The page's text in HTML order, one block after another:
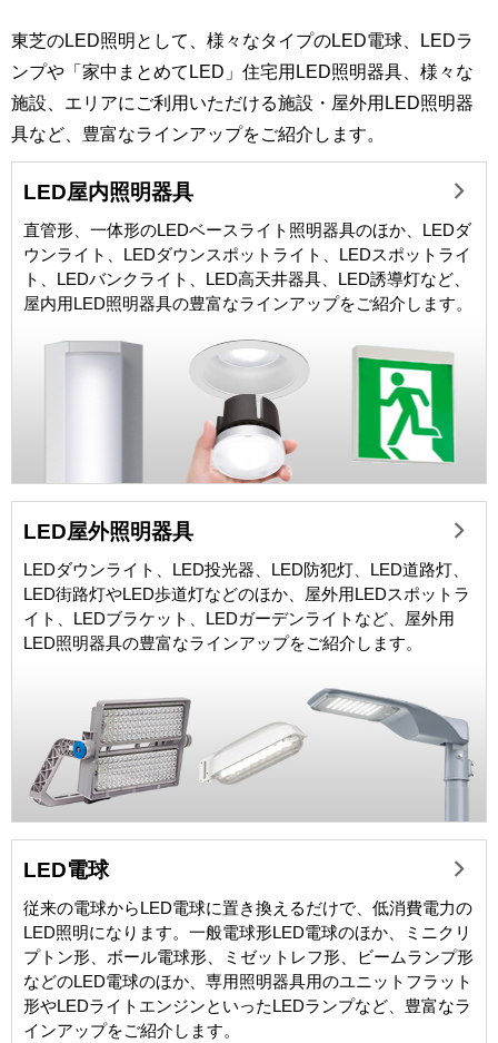
東芝のLED照明として、様々なタイプのLED電球、LEDラ
ンプや「家中まとめてLED」住宅用LED照明器具、様々な
施設、エリアにご利用いただける施設・屋外用LED照明器
具など、豊富なラインアップをご紹介します。
LED屋内照明器具
直管形、一体形のLEDベースライト照明器具のほか、LEDダ
ウンライト、LEDダウンスポットライト、LEDスポットライ
ト、LEDバンクライト、LED高天井器具、LED誘導灯など、
屋内用LED照明器具の豊富なラインアップをご紹介します。
LED屋外照明器具
LEDダウンライト、LED投光器、LED防犯灯、LED道路灯、
LED街路灯やLED歩道灯などのほか、屋外用LEDスポットラ
イト、LEDブラケット、LEDガーデンライトなど、屋外用
LED照明器具の豊富なラインアップをご紹介します。
LED電球
従来の電球からLED電球に置き換えるだけで、低消費電力の
LED照明になります。一般電球形LED電球のほか、ミニクリ
プトン形、ボール電球形、ミゼットレフ形、ビームランプ形
などのLED電球のほか、専用照明器具用のユニットフラット
形やLEDライトエンジンといったLEDランプなど、豊富なラ
インアップをご紹介します。